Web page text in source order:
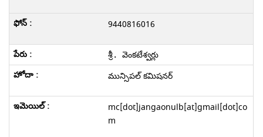
9440816016
శ్రీ. వెంకటేశ్వర్లు
మున్సిపల్ కమిషనర్
mc[dot]jangaonulb[at]gmail[dot]co
m